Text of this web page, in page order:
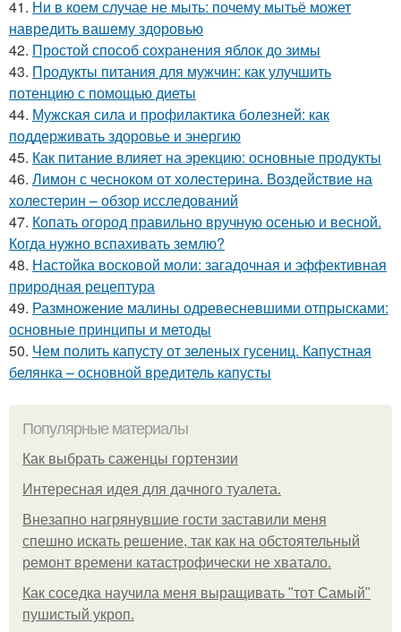
41. Ни в коем случае не мыть: почему мытьё может
навредить вашему здоровью
42. Простой способ сохранения яблок до зимы
43. Продукты питания для мужчин: как улучшить
потенцию с помощью диеты
44. Мужская сила и профилактика болезней: как
поддерживать здоровье и энергию
45. Как питание влияет на эрекцию: основные продукты
46. Лимон с чесноком от холестерина. Воздействие на
холестерин – обзор исследований
47. Копать огород правильно вручную осенью и весной.
Когда нужно вспахивать землю?
48. Настойка восковой моли: загадочная и эффективная
природная рецептура
49. Размножение малины одревесневшими отпрысками:
основные принципы и методы
50. Чем полить капусту от зеленых гусениц. Капустная
белянка – основной вредитель капусты
Популярные материалы
Как выбрать саженцы гортензии
Интересная идея для дачного туалета.
Внезапно нагрянувшие гости заставили меня
спешно искать решение, так как на обстоятельный
ремонт времени катастрофически не хватало.
Как соседка научила меня выращивать "тот Самый"
пушистый укроп.